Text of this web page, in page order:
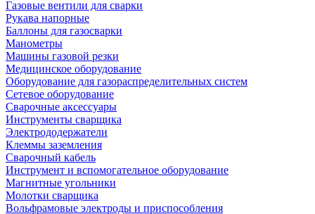
Газовые вентили для сварки
Рукава напорные
Баллоны для газосварки
Манометры
Машины газовой резки
Медицинское оборудование
Оборудование для газораспределительных систем
Сетевое оборудование
Сварочные аксессуары
Инструменты сварщика
Электрододержатели
Клеммы заземления
Сварочный кабель
Инструмент и вспомогательное оборудование
Магнитные угольники
Молотки сварщика
Вольфрамовые электроды и приспособления